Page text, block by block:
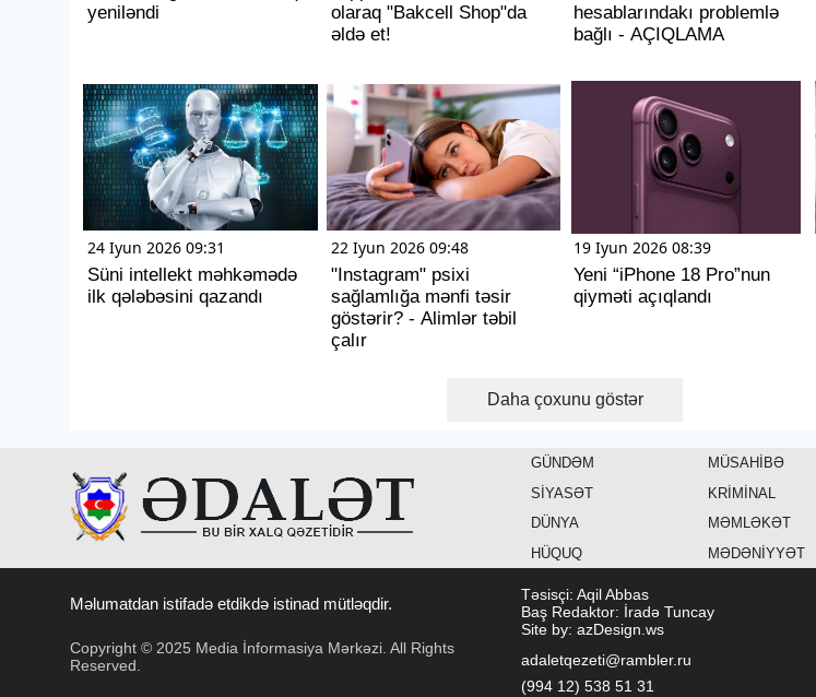
yeniləndi
olaraq "Bakcell Shop"da
əldə et!
hesablarındakı problemlə
bağlı - AÇIQLAMA
24 Iyun 2026 09:31
Süni intellekt məhkəmədə
ilk qələbəsini qazandı
22 Iyun 2026 09:48
"Instagram" psixi
sağlamlığa mənfi təsir
göstərir? - Alimlər təbil
çalır
19 Iyun 2026 08:39
Yeni “iPhone 18 Pro”nun
qiyməti açıqlandı
Daha çoxunu göstər
GÜNDƏM
SİYASƏT
DÜNYA
HÜQUQ
MÜSAHİBƏ
KRİMİNAL
MƏMLƏKƏT
MƏDƏNİYYƏT
Məlumatdan istifadə etdikdə istinad mütləqdir.
Copyright © 2025 Media İnformasiya Mərkəzi. All Rights
Reserved.
Təsisçi: Aqil Abbas
Baş Redaktor: İradə Tuncay
Site by: azDesign.ws
adaletqezeti@rambler.ru
(994 12) 538 51 31